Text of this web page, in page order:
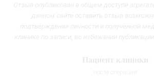
Отзыв опубликован в общем доступе
данном сайте оставить отзыв
подтверждения личности и полученной
клинике
по записи, во избежании
Пациент клиники